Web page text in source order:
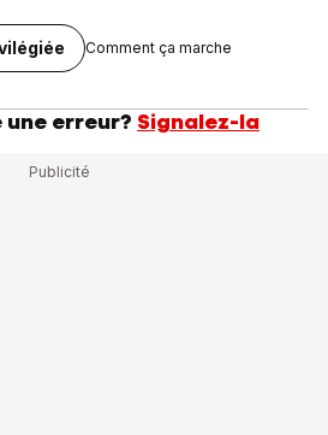
Comment ça marche
erreur? Signalez-la